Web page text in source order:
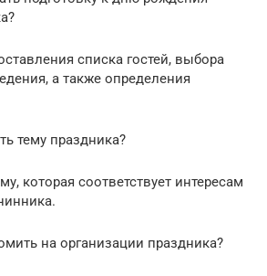
списка гостей, выбора
а также определения
тему праздника?
которая соответствует интересам
на организации праздника?